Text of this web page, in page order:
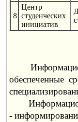
8
Центр
студенческих
инициатив
обеспеченные
-